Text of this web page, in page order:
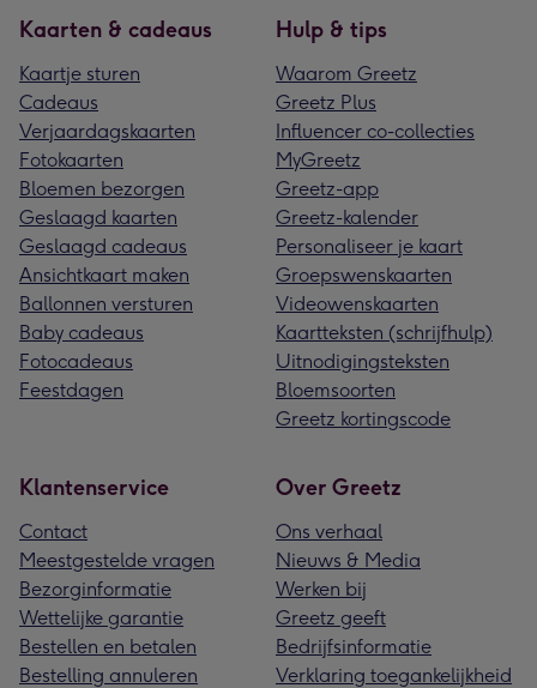
Kaarten & cadeaus
Kaartje sturen
Cadeaus
Verjaardagskaarten
Fotokaarten
Bloemen bezorgen
Geslaagd kaarten
Geslaagd cadeaus
Ansichtkaart maken
Ballonnen versturen
Baby cadeaus
Fotocadeaus
Feestdagen
Hulp & tips
Waarom Greetz
Greetz Plus
Influencer co-collecties
MyGreetz
Greetz-app
Greetz-kalender
Personaliseer je kaart
Groepswenskaarten
Videowenskaarten
Kaartteksten (schrijfhulp)
Uitnodigingsteksten
Bloemsoorten
Greetz kortingscode
Klantenservice
Contact
Meestgestelde vragen
Bezorginformatie
Wettelijke garantie
Bestellen en betalen
Bestelling annuleren
Over Greetz
Ons verhaal
Nieuws & Media
Werken bij
Greetz geeft
Bedrijfsinformatie
Verklaring toegankelijkheid